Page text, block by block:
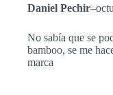
Daniel Pechir–
No sabía que se
bamboo, se me
marca